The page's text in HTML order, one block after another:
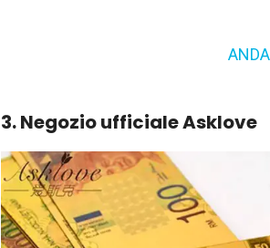
3. Negozio ufficiale Asklove